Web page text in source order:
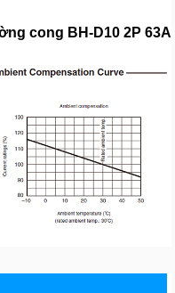
cong BH-D10 2P 63A